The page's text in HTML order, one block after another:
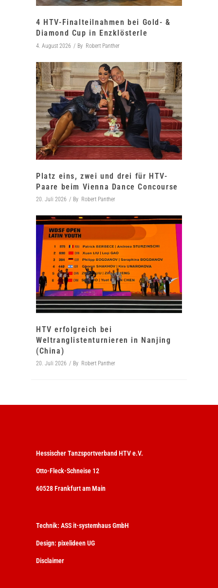
4 HTV-Finalteilnahmen bei Gold- &
Diamond Cup in Enzklösterle
4. August 2026 By Robert Panther
Platz eins, zwei und drei für HTV-
Paare beim Vienna Dance Concourse
20. Juli 2026 By Robert Panther
HTV erfolgreich bei
Weltranglistenturnieren in Nanjing
(China)
20. Juli 2026 By Robert Panther
Hessischer Tanzsportverband HTV e.V.
Otto-Fleck-Schneise 12
60528 Frankfurt am Main
Technik: ASS it-systemhaus GmbH
Design: pixelideen UG
Disclaimer